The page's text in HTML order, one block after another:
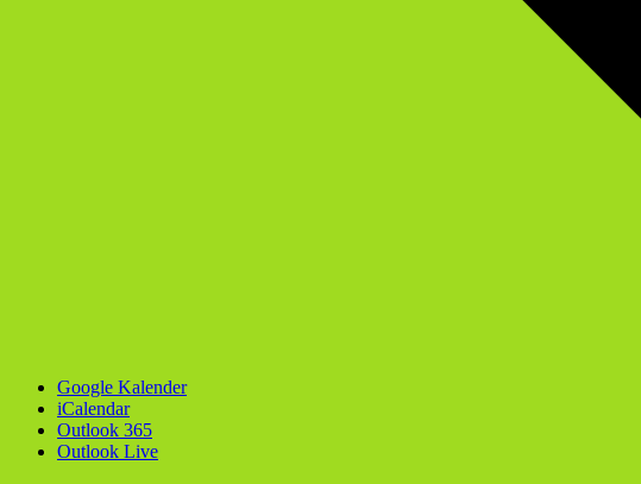
Google Kalender
iCalendar
Outlook 365
Outlook Live